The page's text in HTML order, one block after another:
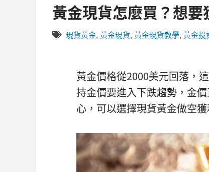
黃金現貨怎麼買？想要
現貨黃金, 黃金現貨, 黃金現貨教學, 黃金投
黃金價格從2000美元回落，
持金價要進入下跌趨勢，金
心，可以選擇現貨黃金做空